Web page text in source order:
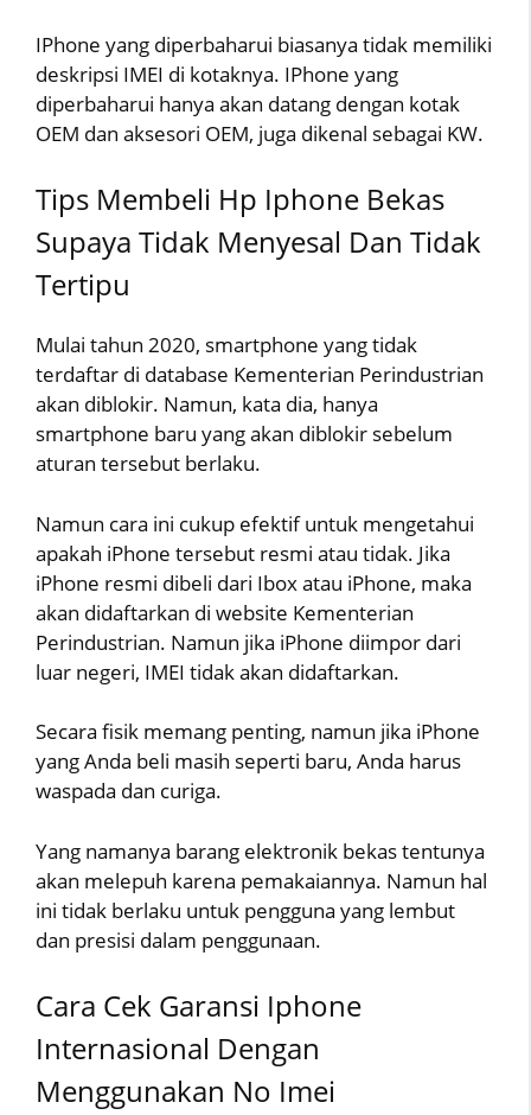
IPhone yang diperbaharui biasanya tidak memiliki
deskripsi IMEI di kotaknya. IPhone yang
diperbaharui hanya akan datang dengan kotak
OEM dan aksesori OEM, juga dikenal sebagai KW.
Tips Membeli Hp Iphone Bekas
Supaya Tidak Menyesal Dan Tidak
Tertipu
Mulai tahun 2020, smartphone yang tidak
terdaftar di database Kementerian Perindustrian
akan diblokir. Namun, kata dia, hanya
smartphone baru yang akan diblokir sebelum
aturan tersebut berlaku.
Namun cara ini cukup efektif untuk mengetahui
apakah iPhone tersebut resmi atau tidak. Jika
iPhone resmi dibeli dari Ibox atau iPhone, maka
akan didaftarkan di website Kementerian
Perindustrian. Namun jika iPhone diimpor dari
luar negeri, IMEI tidak akan didaftarkan.
Secara fisik memang penting, namun jika iPhone
yang Anda beli masih seperti baru, Anda harus
waspada dan curiga.
Yang namanya barang elektronik bekas tentunya
akan melepuh karena pemakaiannya. Namun hal
ini tidak berlaku untuk pengguna yang lembut
dan presisi dalam penggunaan.
Cara Cek Garansi Iphone
Internasional Dengan
Menggunakan No Imei